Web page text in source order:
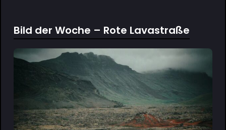
Bild der Woche – Rote Lavastraße